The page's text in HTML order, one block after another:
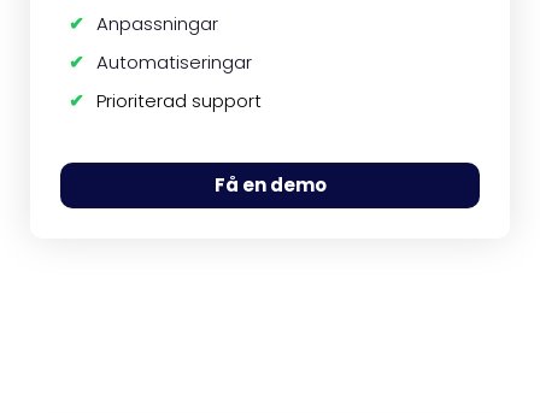
Anpassningar
Automatiseringar
Prioriterad support
Få en demo